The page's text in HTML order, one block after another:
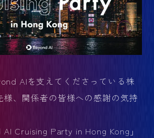
AIを支えてくださっている株
様、関係者の皆様への感謝の気持
AI Cruising Party in Hong Kong」